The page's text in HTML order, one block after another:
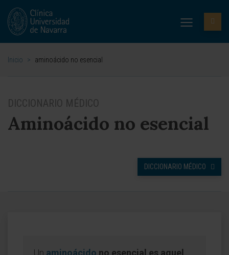
Inicio > aminoácido no esencial
DICCIONARIO MÉDICO
Aminoácido no esencial
DICCIONARIO MÉDICO
Un aminoácido no esencial es aquel